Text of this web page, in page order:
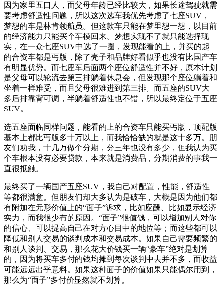
因为家里五口人，而父母年龄已经比较大，如果长途驾驶就需
要考虑舒适性问题，所以这次选车我优先考虑了七座SUV，
梦想的车是林肯领航员。但这款车只能在梦里想一想，以目前
的经济能力只能买个车模回来。梦想实现不了就只能选择现
实，在一众七座SUV中选了一圈，发现能看的上，并买的起
的合资车都是丐版，除了壳子和品牌好看似乎也没有比国产车
有明显优势。而七座车后面两个座位舒适性并不好，原本计划
是父母可以轮流去第三排躺着休息会，但发现那个座位躺着和
坐着一样难受，而且父母很难进到第三排。而五座的SUV大
多后排靠背可调，半躺着舒适性也不错，所以最终定位于五座
SUV。
选五座面临同样问题，能看的上的合资车只能买丐版，顶配版
基本上都比丐版多十万以上，而我恰恰缺的就是这十多万。朋
友们劝我，十几万做个分期，分三年也没有多少，但我认为买
个车根本没有必要贷款，本来就是消费品，分期消费的事我一
直很抵触。
最终买了一辆国产五座SUV，我自己对配置，性能，舒适性
等都很满意。但朋友们却大多认为是破车，大概是因为他们都
有附加在无形价值上的“面子”诉求，比如应酬、比如显示经济
实力，而我很少有的原因。“面子”很值钱，可以增加别人对你
的信心、可以提高自己在对方心目中的地位等；而这些都可以
降低和别人交易的谈判成本和交易成本。如果自己需要频繁的
和别人谈判、交易，那么花大价钱买一辆“豪车”绝对是划算
的，因为将买车多付的钱均摊到每次谈判中去并不多，而收益
可能远远出乎意料。如果这种面子的价值如果只能偶尔用到，
那么为“面子”多付价显然就不划算。